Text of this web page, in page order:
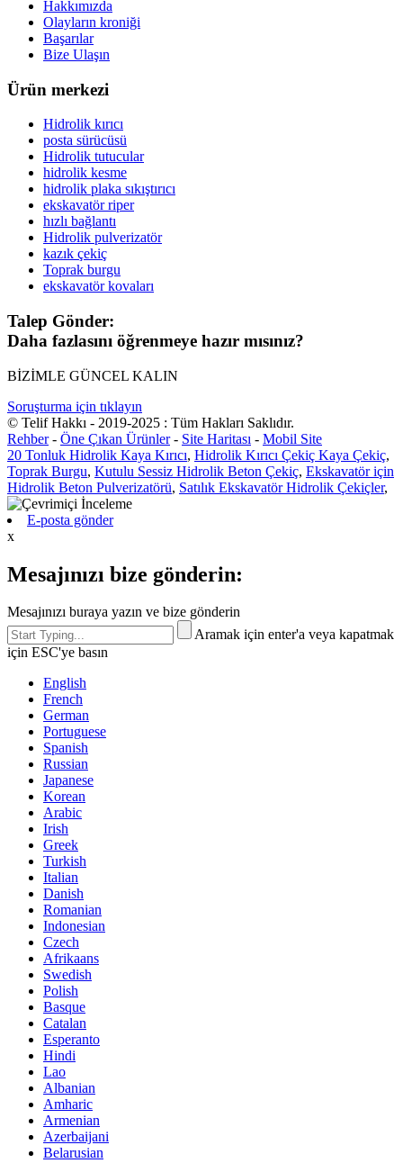
Hakkımızda
Olayların kroniği
Başarılar
Bize Ulaşın
Ürün merkezi
Hidrolik kırıcı
posta sürücüsü
Hidrolik tutucular
hidrolik kesme
hidrolik plaka sıkıştırıcı
ekskavatör riper
hızlı bağlantı
Hidrolik pulverizatör
kazık çekiç
Toprak burgu
ekskavatör kovaları
Talep Gönder:
Daha fazlasını öğrenmeye hazır mısınız?
BİZİMLE GÜNCEL KALIN
Soruşturma için tıklayın
© Telif Hakkı - 2019-2025 : Tüm Hakları Saklıdır.
Rehber- Öne Çıkan Ürünler- Site Haritası - Mobil Site
20 Tonluk Hidrolik Kaya Kırıcı, Hidrolik Kırıcı Çekiç Kaya Çekiç,
Toprak Burgu, Kutulu Sessiz Hidrolik Beton Çekiç, Ekskavatör için
Hidrolik Beton Pulverizatörü, Satılık Ekskavatör Hidrolik Çekiçler,
E-posta gönder
x
Mesajınızı bize gönderin:
Mesajınızı buraya yazın ve bize gönderin
Aramak için enter'a veya kapatmak
için ESC'ye basın
English
French
German
Portuguese
Spanish
Russian
Japanese
Korean
Arabic
Irish
Greek
Turkish
Italian
Danish
Romanian
Indonesian
Czech
Afrikaans
Swedish
Polish
Basque
Catalan
Esperanto
Hindi
Lao
Albanian
Amharic
Armenian
Azerbaijani
Belarusian